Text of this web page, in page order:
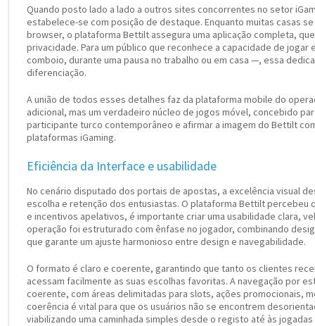
Quando posto lado a lado a outros sites concorrentes no setor
estabelece-se com posição de destaque. Enquanto muitas casas
browser, o plataforma Bettilt assegura uma aplicação completa,
privacidade. Para um público que reconhece a capacidade de jogar
comboio, durante uma pausa no trabalho ou em casa —, essa
diferenciação.
A união de todos esses detalhes faz da plataforma mobile do
adicional, mas um verdadeiro núcleo de jogos móvel, concebido
participante turco contemporâneo e afirmar a imagem do Bettilt
plataformas iGaming.
Eficiência da Interface e usabilidade
No cenário disputado dos portais de apostas, a excelência visual
escolha e retenção dos entusiastas. O plataforma Bettilt percebeu
e incentivos apelativos, é importante criar uma usabilidade clara,
operação foi estruturado com ênfase no jogador, combinando
que garante um ajuste harmonioso entre design e navegabilidade.
O formato é claro e coerente, garantindo que tanto os clientes
acessam facilmente as suas escolhas favoritas. A navegação por
coerente, com áreas delimitadas para slots, ações promocionais,
coerência é vital para que os usuários não se encontrem
viabilizando uma caminhada simples desde o registo até às jogadas